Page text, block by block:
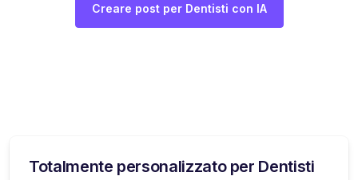
Creare post per Dentisti con IA
Totalmente personalizzato per Dentisti